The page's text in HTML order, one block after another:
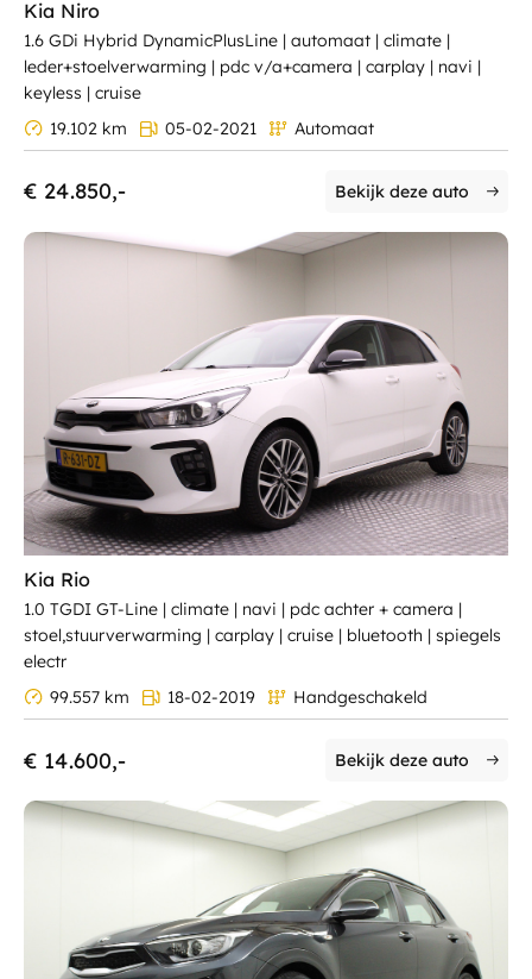
Kia Niro
1.6 GDi Hybrid DynamicPlusLine | automaat | climate |
leder+stoelverwarming | pdc v/a+camera | carplay | navi |
keyless | cruise
19.102 km
05-02-2021 Automaat
€ 24.850,- Bekijk deze auto
Kia Rio
1.0 TGDI GT-Line | climate | navi | pdc achter + camera |
stoel,stuurverwarming | carplay | cruise | bluetooth | spiegels
electr
99.557 km
18-02-2019 Handgeschakeld
€ 14.600,- Bekijk deze auto